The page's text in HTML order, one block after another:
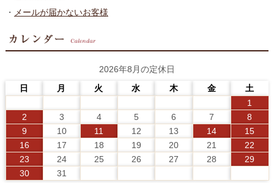
・ メールが届かないお客様
2026年8月の定休日
日
月 火 水 木 金
土
1
2
3 4 5 6 7
8
9
10 11 12 13 14
15
16
17 18 19 20 21
22
23
24 25 26 27 28
29
30
31